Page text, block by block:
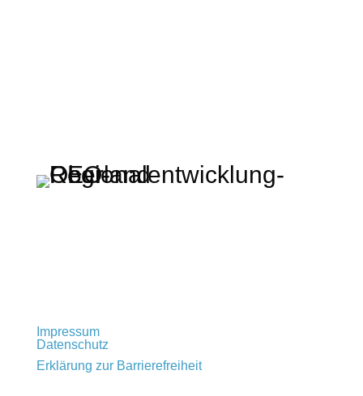
Impressum
Datenschutz
Erklärung zur Barrierefreiheit